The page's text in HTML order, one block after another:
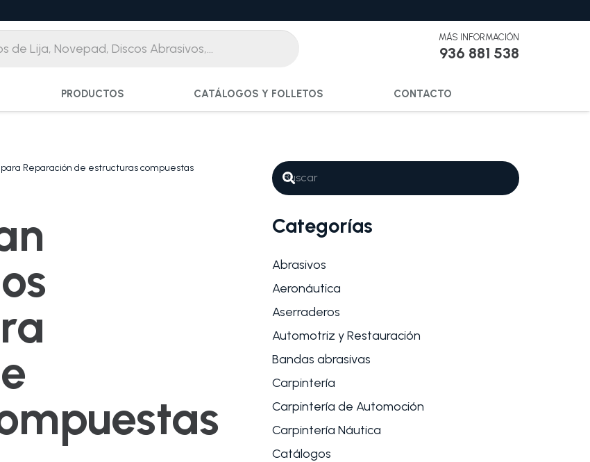
MÁS INFORMACIÓN
936 881 538
PRODUCTOS CATÁLOGOS Y FOLLETOS CONTACTO
Reparación de estructuras compuestas
Categorías
Abrasivos
Aeronáutica
Aserraderos
Automotriz y Restauración
Bandas abrasivas
Carpintería
Carpintería de Automoción
Carpintería Náutica
Catálogos